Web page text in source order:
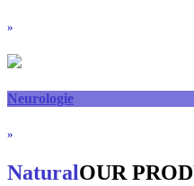
»
Neurologie
»
NaturalOUR